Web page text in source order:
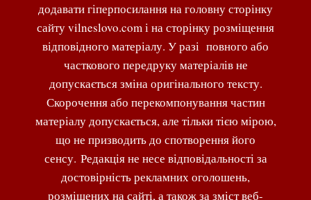
додавати гіперпосилання на головну сторінку
сайту vilneslovo.com і на сторінку розміщення
відповідного матеріалу. У разі повного або
часткового передруку матеріалів не
допускається зміна оригінального тексту.
Скорочення або перекомпонування частин
матеріалу допускається, але тільки тією мірою,
що не призводить до спотворення його
сенсу. Редакція не несе відповідальності за
достовірність рекламних оголошень,
розміщених на сайті, а також за зміст веб-